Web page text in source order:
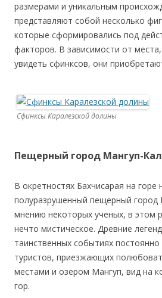
размерами и уникальным
представляют собой несколько
которые сформировались под
факторов. В зависимости от
увидеть сфинксов, они
Сфинксы Каралезской долины
Пещерный город Мангуп-
В окретностях Бахчисарая на горе
полуразрушенный пещерный город
мнению некоторых ученых, в этом
нечто мистическое. Древние
таинственных событиях
туристов, приезжающих
местами и озером Мангуп, вид на
гор.